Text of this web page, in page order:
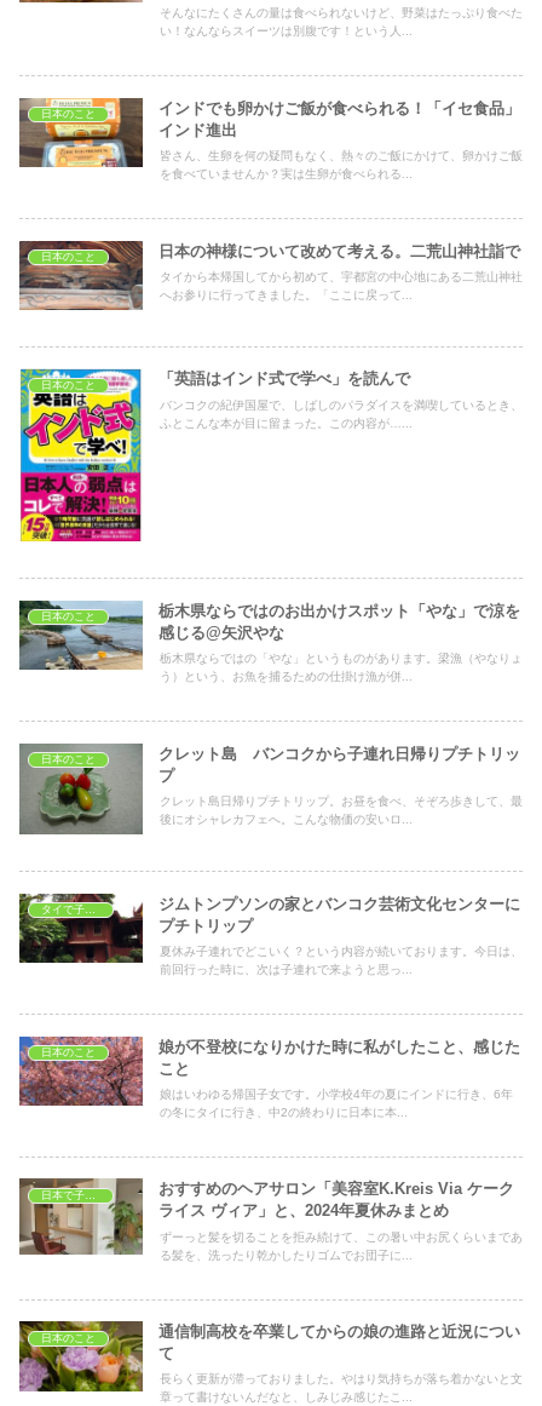
そんなにたくさんの量は食べられないけど、野菜はたっぷり食べた
い！なんならスイーツは別腹です！という人...
日本のこと
インドでも卵かけご飯が食べられる！「イセ食品」
インド進出
皆さん、生卵を何の疑問もなく、熱々のご飯にかけて、卵かけご飯
を食べていませんか？実は生卵が食べられる...
日本のこと 日本の神様について改めて考える。二荒山神社詣で
タイから本帰国してから初めて、宇都宮の中心地にある二荒山神社
へお参りに行ってきました。「ここに戻って...
日本のこと 「英語はインド式で学べ」を読んで
バンコクの紀伊国屋で、しばしのパラダイスを満喫しているとき、
ふとこんな本が目に留まった。この内容が…...
日本のこと
栃木県ならではのお出かけスポット「やな」で涼を
感じる@矢沢やな
栃木県ならではの「やな」というものがあります。梁漁（やなりょ
う）という、お魚を捕るための仕掛け漁が併...
日本のこと
クレット島 バンコクから子連れ日帰りプチトリッ
プ
クレット島日帰りプチトリップ。お昼を食べ、そぞろ歩きして、最
後にオシャレカフェへ。こんな物価の安いロ...
ジムトンプソンの家とバンコク芸術文化センターに
プチトリップ
夏休み子連れでどこいく？という内容が続いております。今日は、
前回行った時に、次は子連れで来ようと思っ...
日本のこと
娘が不登校になりかけた時に私がしたこと、感じた
こと
娘はいわゆる帰国子女です。小学校4年の夏にインドに行き、6年
の冬にタイに行き、中2の終わりに日本に本...
おすすめのヘアサロン「美容室K.Kreis Via ケーク
ライス ヴィア」と、2024年夏休みまとめ
ずーっと髪を切ることを拒み続けて、この暑い中お尻くらいまであ
る髪を、洗ったり乾かしたりゴムでお団子に...
日本のこと
通信制高校を卒業してからの娘の進路と近況につい
て
長らく更新が滞っておりました。やはり気持ちが落ち着かないと文
章って書けないんだなと、しみじみ感じたこ...